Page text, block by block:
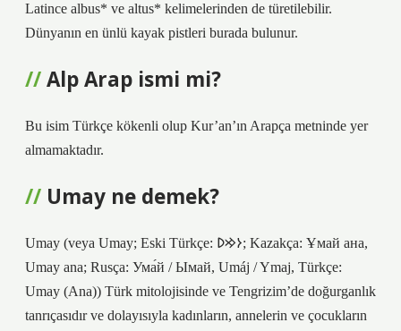
Latince albus* ve altus* kelimelerinden de türetilebilir.
Dünyanın en ünlü kayak pistleri burada bulunur.
Alp Arap ismi mi?
Bu isim Türkçe kökenli olup Kur’an’ın Arapça metninde yer
almamaktadır.
Umay ne demek?
Umay (veya Umay; Eski Türkçe: 𐰆𐰢𐰖; Kazakça: Ұмай aна,
Umay ana; Rusça: Ума́й / Ымай, Umáj / Ymaj, Türkçe:
Umay (Ana)) Türk mitolojisinde ve Tengrizim’de doğurganlık
tanrıçasıdır ve dolayısıyla kadınların, annelerin ve çocukların